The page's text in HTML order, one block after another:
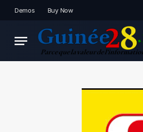
Demos Buy Now